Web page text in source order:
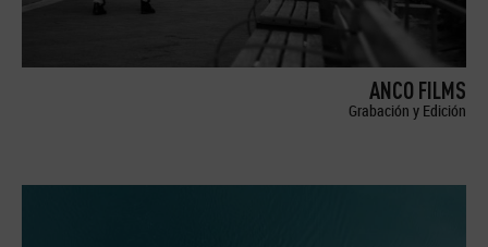
ANCO FILMS
Grabación y Edición